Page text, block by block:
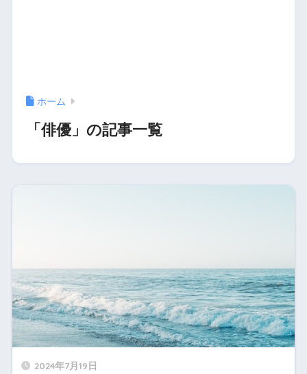
ホーム
「俳優」の記事一覧
2024年7月19日